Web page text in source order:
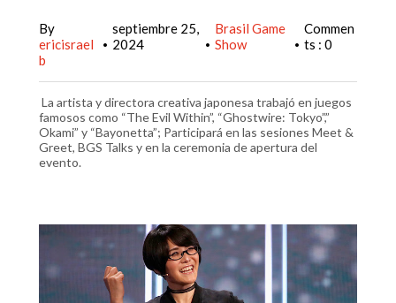
By
ericisrael
b
•
septiembre 25,
2024
•
Brasil Game
Show
•
Commen
ts : 0
La artista y directora creativa japonesa trabajó en juegos
famosos como “The Evil Within”, “Ghostwire: Tokyo”,”
Okami” y “Bayonetta”; Participará en las sesiones Meet &
Greet, BGS Talks y en la ceremonia de apertura del
evento.